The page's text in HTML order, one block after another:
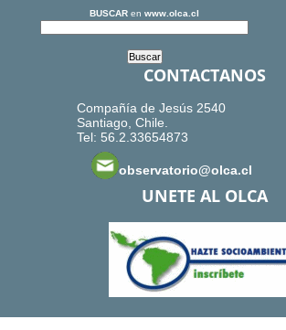
BUSCAR en www.olca.cl
CONTACTANOS
Compañía de Jesús 2540
Santiago, Chile.
Tel: 56.2.33654873
observatorio@olca.cl
UNETE AL OLCA